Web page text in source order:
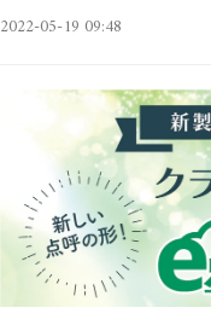
2022-05-19 09:48